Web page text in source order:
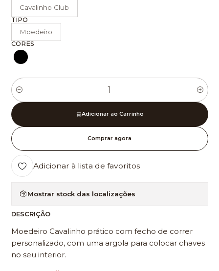
Cavalinho Club
TIPO
Moedeiro
CORES
Quantidade
Adicionar ao Carrinho
Comprar agora
Adicionar à lista de favoritos
Mostrar stock das localizações
DESCRIÇÃO
Moedeiro Cavalinho prático com fecho de correr
personalizado, com uma argola para colocar chaves
no seu interior.